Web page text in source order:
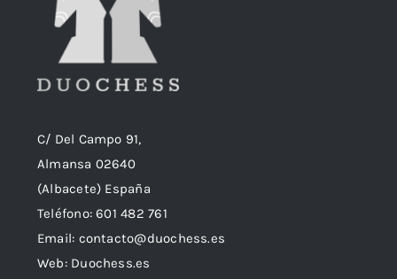
C/ Del Campo 91,
Almansa 02640
(Albacete) España
Teléfono:601 482 761
Email: contacto@duochess.es
Web: Duochess.es